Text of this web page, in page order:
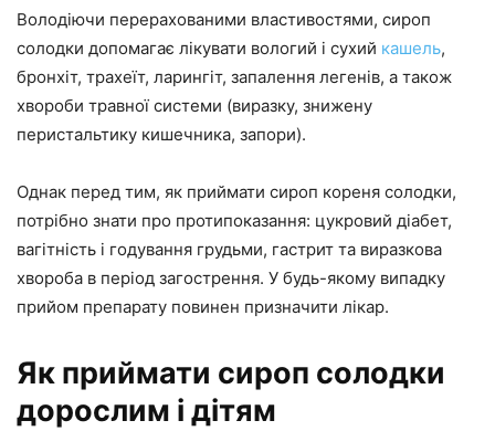
Володіючи перерахованими властивостями, сироп
солодки допомагає лікувати вологий і сухий кашель,
бронхіт, трахеїт, ларингіт, запалення легенів, а також
хвороби травної системи (виразку, знижену
перистальтику кишечника, запори).
Однак перед тим, як приймати сироп кореня солодки,
потрібно знати про протипоказання: цукровий діабет,
вагітність і годування грудьми, гастрит та виразкова
хвороба в період загострення. У будь-якому випадку
прийом препарату повинен призначити лікар.
Як приймати сироп солодки
дорослим і дітям